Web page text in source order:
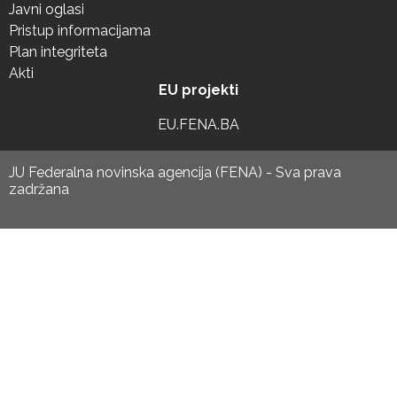
Javni oglasi
Pristup informacijama
Plan integriteta
Akti
EU projekti
EU.FENA.BA
JU Federalna novinska agencija (FENA) - Sva prava
zadržana